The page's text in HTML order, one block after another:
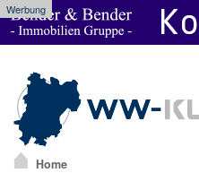
Werbung
Home